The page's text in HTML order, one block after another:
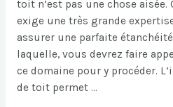
toit n’est pas une chose aisée.
exige une très grande
assurer une parfaite
laquelle, vous devrez faire
ce domaine pour y procéder.
de toit permet …